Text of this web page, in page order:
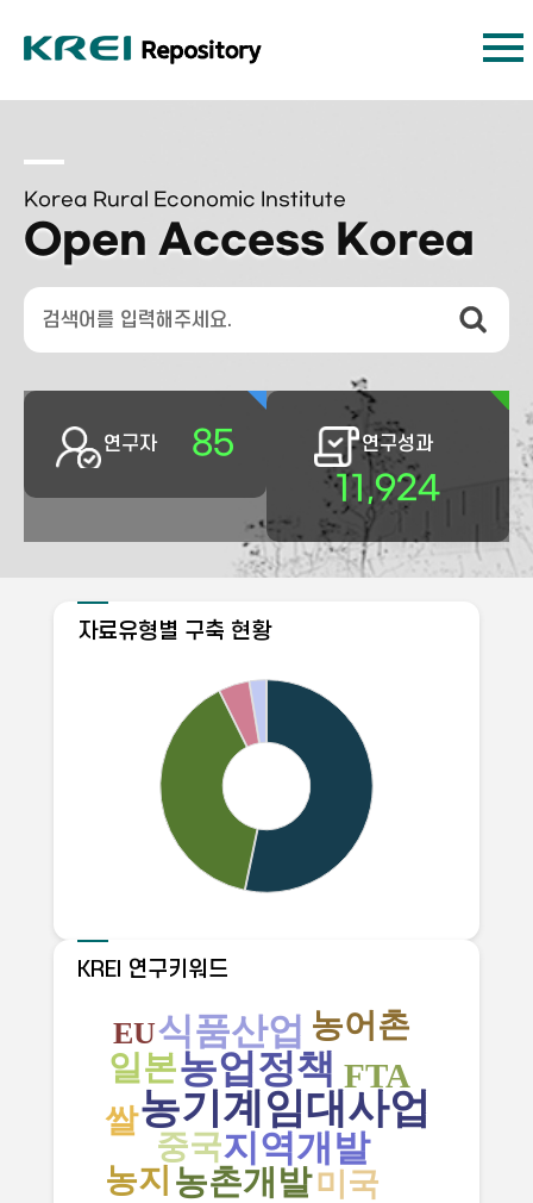
Korea Rural Economic Institute
Open Access Korea
연구자 85 연구성과
11,924
자료유형별 구축 현황
KREI 연구키워드
농기계임대사업
농업정책
지역개발
식품산업
농촌개발
FTA
일본
중국
농어촌
농지
쌀
미국
EU